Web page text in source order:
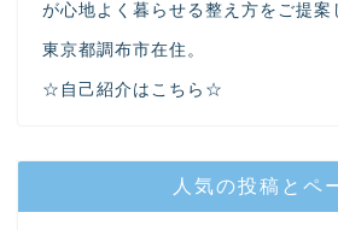
が心地よく暮らせる整え方をご提案
東京都調布市在住。
☆自己紹介はこちら☆
人気の投稿とペ